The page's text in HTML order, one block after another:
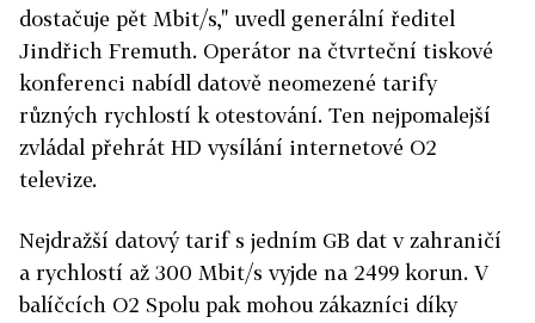
dostačuje pět Mbit/s," uvedl generální ředitel
Jindřich Fremuth. Operátor na čtvrteční tiskové
konferenci nabídl datově neomezené tarify
různých rychlostí k otestování. Ten nejpomalejší
zvládal přehrát HD vysílání internetové O2
televize.
Nejdražší datový tarif s jedním GB dat v zahraničí
a rychlostí až 300 Mbit/s vyjde na 2499 korun. V
balíčcích O2 Spolu pak mohou zákazníci díky